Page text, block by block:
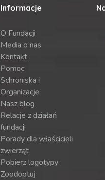
Informacje
O Fundacji
Media o nas
Kontakt
Pomoc
Schroniska i
Organizacje
Nasz blog
Relacje z działań
fundacji
Porady dla właścicieli
zwierząt
Pobierz logotypy
Zoodoptuj